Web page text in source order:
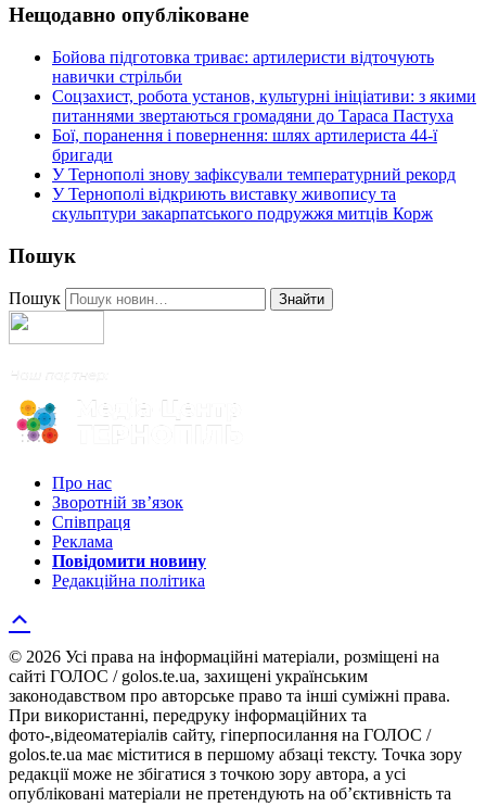
Нещодавно опубліковане
Бойова підготовка триває: артилеристи відточують
навички стрільби
Соцзахист, робота установ, культурні ініціативи: з якими
питаннями звертаються громадяни до Тараса Пастуха
Бої, поранення і повернення: шлях артилериста 44-ї
бригади
У Тернополі знову зафіксували температурний рекорд
У Тернополі відкриють виставку живопису та
скульптури закарпатського подружжя митців Корж
Пошук
Пошук Знайти
Про нас
Зворотній зв’язок
Співпраця
Реклама
Повідомити новину
Редакційна політика
© 2026 Усі права на інформаційні матеріали, розміщені на
сайті ГОЛОС / golos.te.ua, захищені українським
законодавством про авторське право та інші суміжні права.
При використанні, передруку інформаційних та
фото-,відеоматеріалів сайту, гіперпосилання на ГОЛОС /
golos.te.ua має міститися в першому абзаці тексту. Точка зору
редакції може не збігатися з точкою зору автора, а усі
опубліковані матеріали не претендують на об’єктивність та